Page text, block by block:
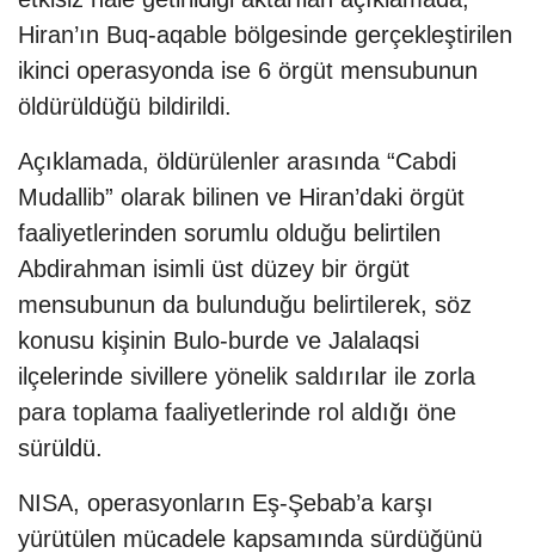
Hiran’ın Buq-aqable bölgesinde gerçekleştirilen
ikinci operasyonda ise 6 örgüt mensubunun
öldürüldüğü bildirildi.
Açıklamada, öldürülenler arasında “Cabdi
Mudallib” olarak bilinen ve Hiran’daki örgüt
faaliyetlerinden sorumlu olduğu belirtilen
Abdirahman isimli üst düzey bir örgüt
mensubunun da bulunduğu belirtilerek, söz
konusu kişinin Bulo-burde ve Jalalaqsi
ilçelerinde sivillere yönelik saldırılar ile zorla
para toplama faaliyetlerinde rol aldığı öne
sürüldü.
NISA, operasyonların Eş-Şebab’a karşı
yürütülen mücadele kapsamında sürdüğünü